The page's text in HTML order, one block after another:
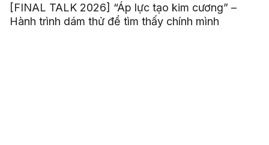
[FINAL TALK 2026] “Áp lực tạo kim cương” –
Hành trình dám thử để tìm thấy chính mình